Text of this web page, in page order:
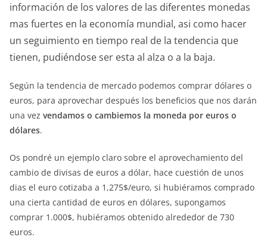
información de los valores de las diferentes monedas
mas fuertes en la economía mundial, asi como hacer
un seguimiento en tiempo real de la tendencia que
tienen, pudiéndose ser esta al alza o a la baja.
Según la tendencia de mercado podemos comprar dólares o
euros, para aprovechar después los beneficios que nos darán
una vez vendamos o cambiemos la moneda por euros o
dólares.
Os pondré un ejemplo claro sobre el aprovechamiento del
cambio de divisas de euros a dólar, hace cuestión de unos
dias el euro cotizaba a 1,275$/euro, si hubiéramos comprado
una cierta cantidad de euros en dólares, supongamos
comprar 1.000$, hubiéramos obtenido alrededor de 730
euros.